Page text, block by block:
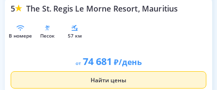
5 The St. Regis Le Morne Resort, Mauritius
в номере песок 57 км
от 74 681 /день
Найти цены